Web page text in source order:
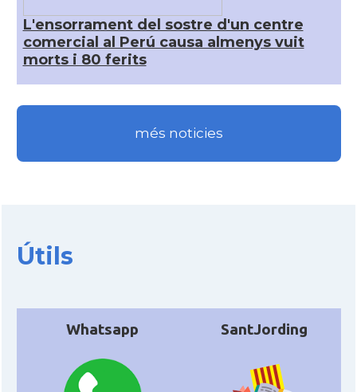
L'ensorrament del sostre d'un centre
comercial al Perú causa almenys vuit
morts i 80 ferits
més noticies
Útils
Whatsapp SantJording